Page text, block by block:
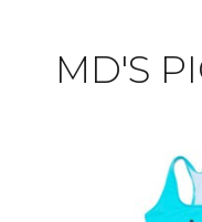
MD'S